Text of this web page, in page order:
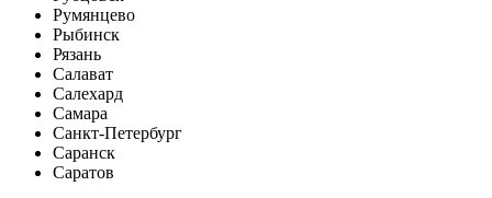
Румянцево
Рыбинск
Рязань
Салават
Салехард
Самара
Санкт-Петербург
Саранск
Саратов